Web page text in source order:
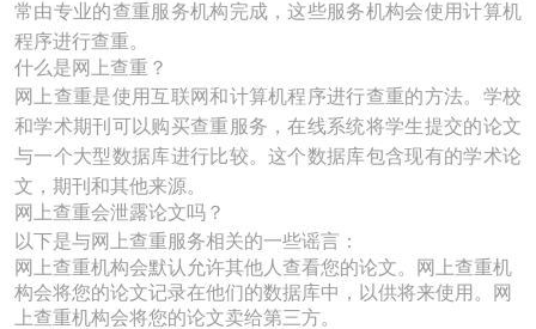
常由专业的查重服务机构完成，这些服务机构会使用计算机
程序进行查重。
什么是网上查重？
网上查重是使用互联网和计算机程序进行查重的方法。学校
和学术期刊可以购买查重服务，在线系统将学生提交的论文
与一个大型数据库进行比较。这个数据库包含现有的学术论
文，期刊和其他来源。
网上查重会泄露论文吗？
以下是与网上查重服务相关的一些谣言：
网上查重机构会默认允许其他人查看您的论文。网上查重机
构会将您的论文记录在他们的数据库中，以供将来使用。网
上查重机构会将您的论文卖给第三方。